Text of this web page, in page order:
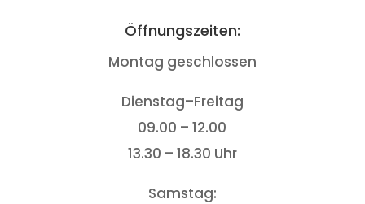
Öffnungszeiten:
Montag geschlossen
Dienstag–Freitag
09.00 – 12.00
13.30 – 18.30 Uhr
Samstag: